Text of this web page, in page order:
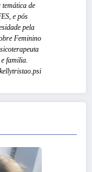
de
e pós
pela
Feminino
familia.